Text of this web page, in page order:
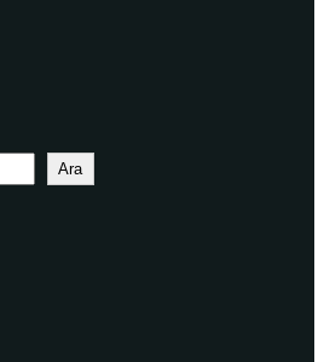
Ara